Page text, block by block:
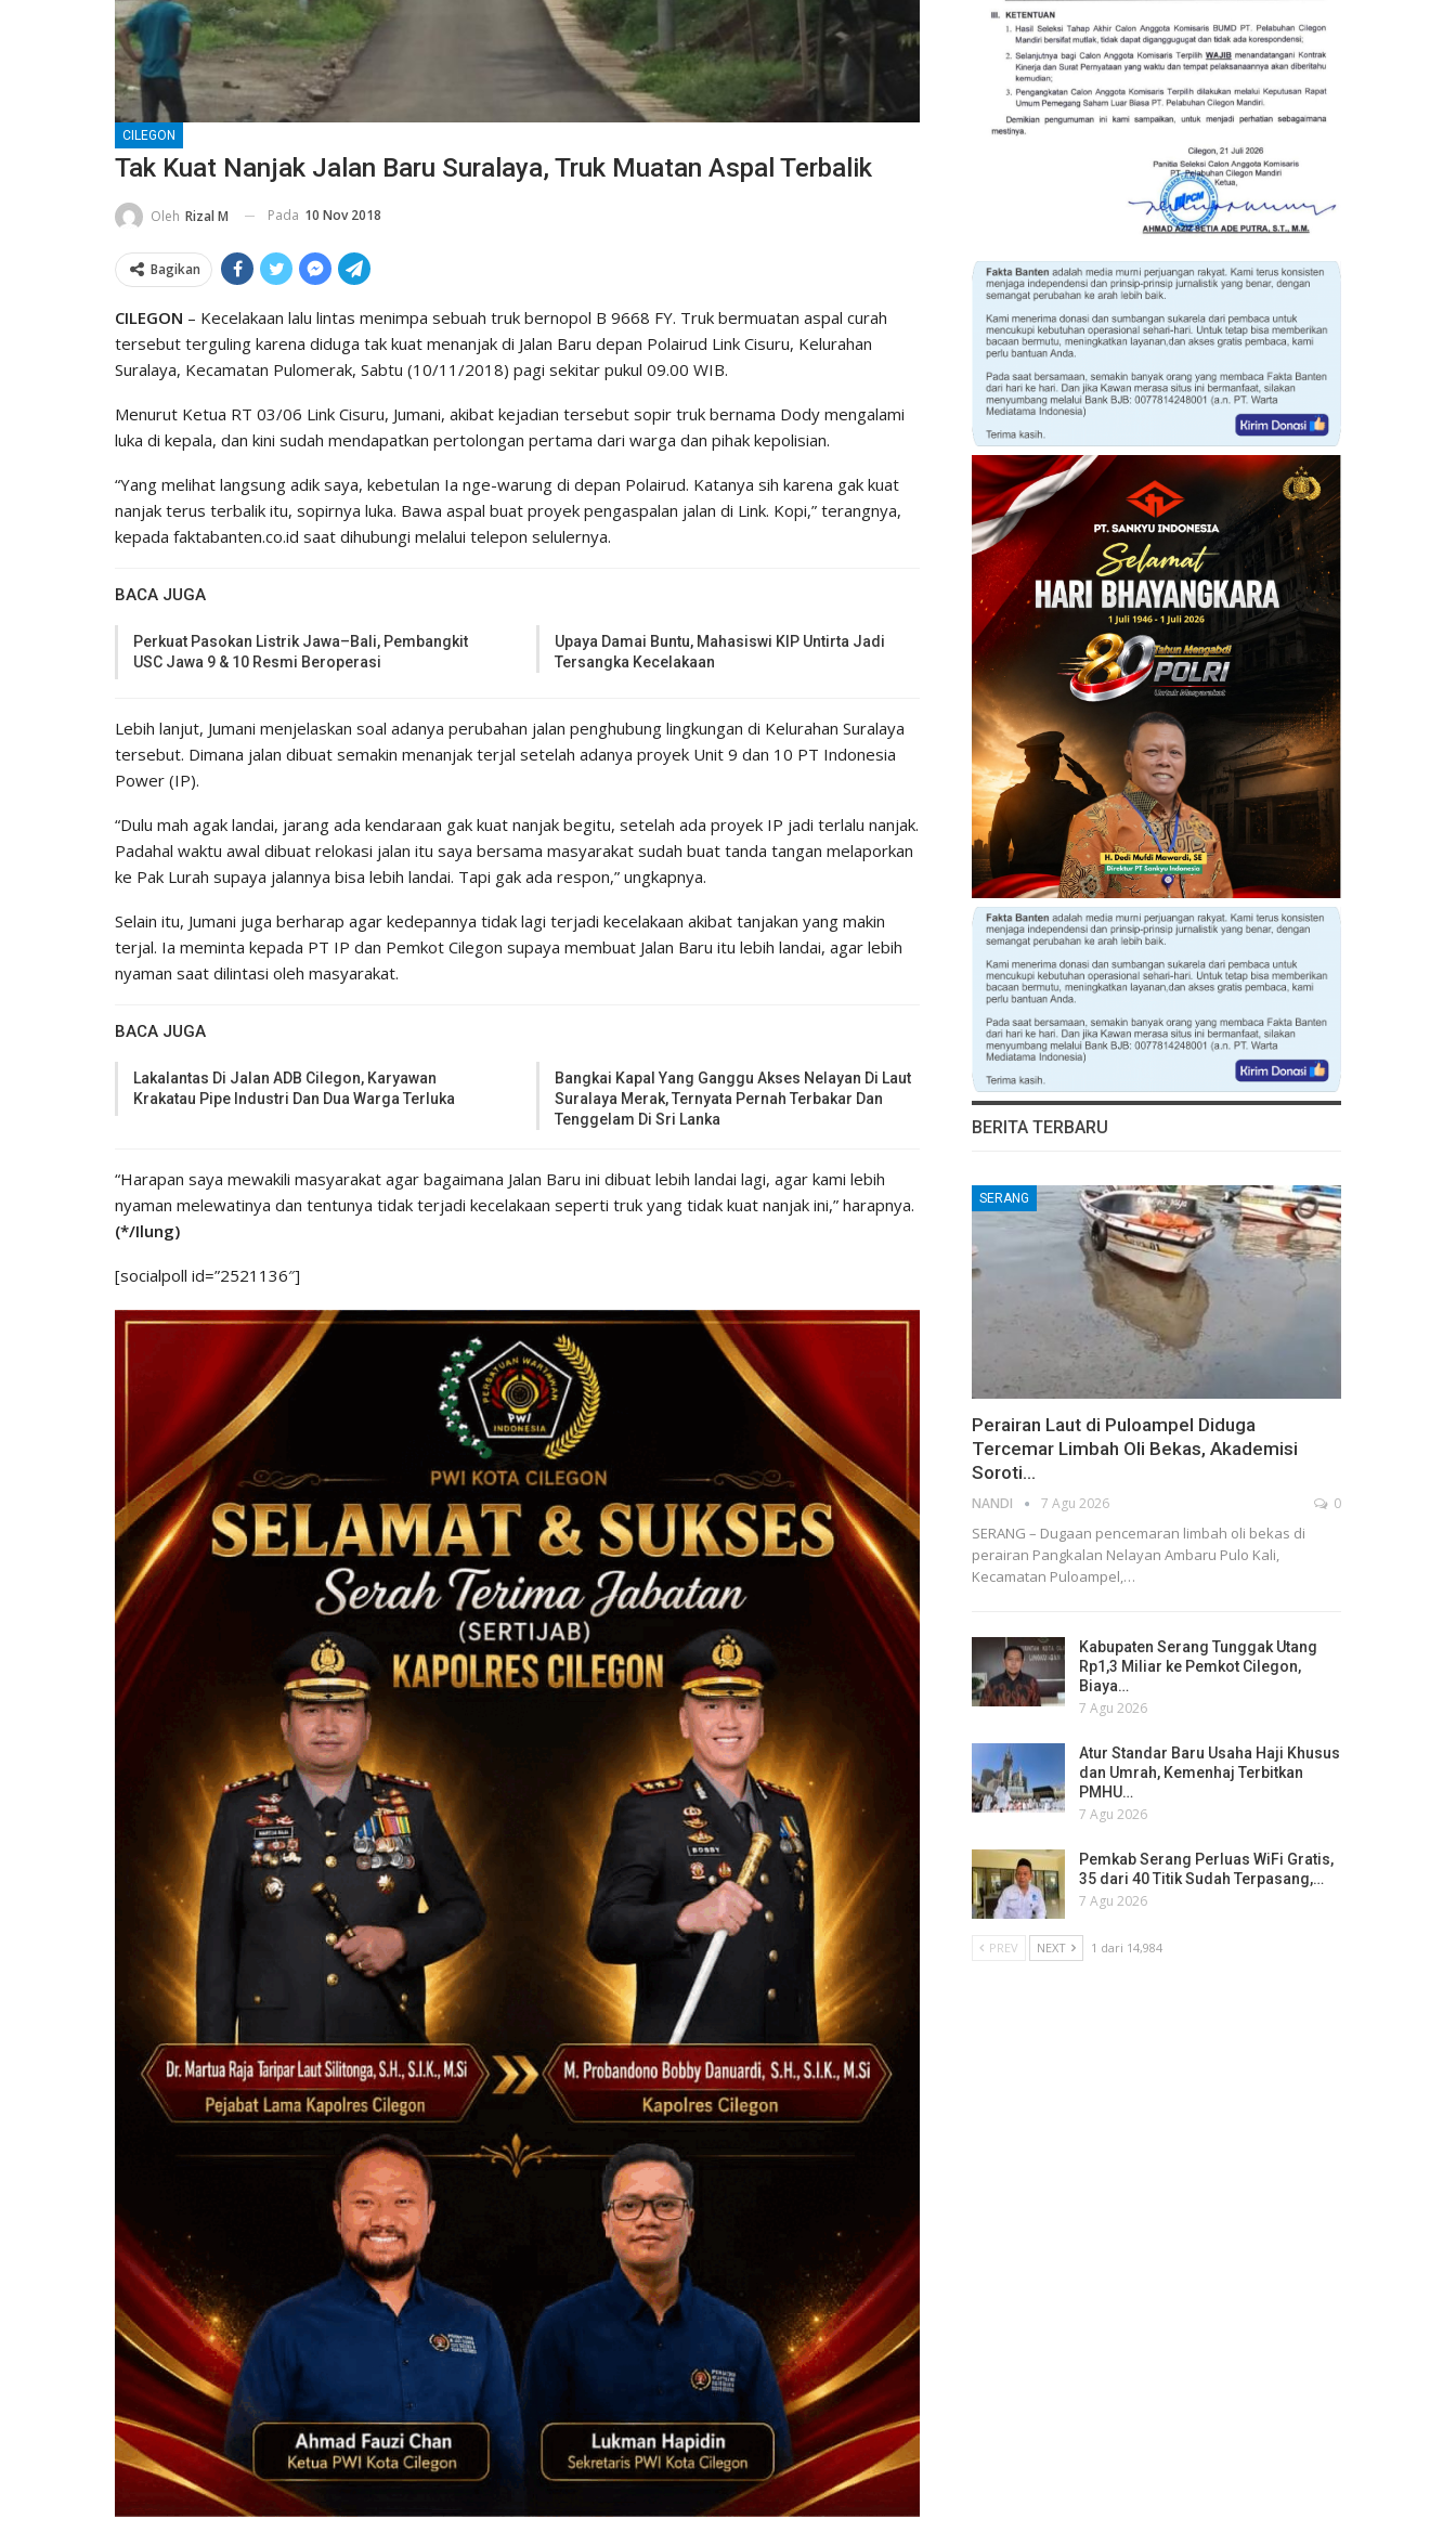
CILEGON
Tak Kuat Nanjak Jalan Baru Suralaya, Truk Muatan Aspal Terbalik
Oleh Rizal M Pada 10 Nov 2018
Bagikan
CILEGON – Kecelakaan lalu lintas menimpa sebuah truk bernopol B 9668 FY. Truk bermuatan aspal curah
tersebut terguling karena diduga tak kuat menanjak di Jalan Baru depan Polairud Link Cisuru, Kelurahan
Suralaya, Kecamatan Pulomerak, Sabtu (10/11/2018) pagi sekitar pukul 09.00 WIB.
Menurut Ketua RT 03/06 Link Cisuru, Jumani, akibat kejadian tersebut sopir truk bernama Dody mengalami
luka di kepala, dan kini sudah mendapatkan pertolongan pertama dari warga dan pihak kepolisian.
“Yang melihat langsung adik saya, kebetulan Ia nge-warung di depan Polairud. Katanya sih karena gak kuat
nanjak terus terbalik itu, sopirnya luka. Bawa aspal buat proyek pengaspalan jalan di Link. Kopi,” terangnya,
kepada faktabanten.co.id saat dihubungi melalui telepon selulernya.
BACA JUGA
Perkuat Pasokan Listrik Jawa–Bali, Pembangkit
USC Jawa 9 & 10 Resmi Beroperasi
Upaya Damai Buntu, Mahasiswi KIP Untirta Jadi
Tersangka Kecelakaan
Lebih lanjut, Jumani menjelaskan soal adanya perubahan jalan penghubung lingkungan di Kelurahan Suralaya
tersebut. Dimana jalan dibuat semakin menanjak terjal setelah adanya proyek Unit 9 dan 10 PT Indonesia
Power (IP).
“Dulu mah agak landai, jarang ada kendaraan gak kuat nanjak begitu, setelah ada proyek IP jadi terlalu nanjak.
Padahal waktu awal dibuat relokasi jalan itu saya bersama masyarakat sudah buat tanda tangan melaporkan
ke Pak Lurah supaya jalannya bisa lebih landai. Tapi gak ada respon,” ungkapnya.
Selain itu, Jumani juga berharap agar kedepannya tidak lagi terjadi kecelakaan akibat tanjakan yang makin
terjal. Ia meminta kepada PT IP dan Pemkot Cilegon supaya membuat Jalan Baru itu lebih landai, agar lebih
nyaman saat dilintasi oleh masyarakat.
BACA JUGA
Lakalantas Di Jalan ADB Cilegon, Karyawan
Krakatau Pipe Industri Dan Dua Warga Terluka
Bangkai Kapal Yang Ganggu Akses Nelayan Di Laut
Suralaya Merak, Ternyata Pernah Terbakar Dan
Tenggelam Di Sri Lanka
“Harapan saya mewakili masyarakat agar bagaimana Jalan Baru ini dibuat lebih landai lagi, agar kami lebih
nyaman melewatinya dan tentunya tidak terjadi kecelakaan seperti truk yang tidak kuat nanjak ini,” harapnya.
(*/Ilung)
[socialpoll id=”2521136″]
BERITA TERBARU
SERANG
Perairan Laut di Puloampel Diduga
Tercemar Limbah Oli Bekas, Akademisi
Soroti…
NANDI 7 Agu 2026 0
SERANG – Dugaan pencemaran limbah oli bekas di
perairan Pangkalan Nelayan Ambaru Pulo Kali,
Kecamatan Puloampel,…
Kabupaten Serang Tunggak Utang
Rp1,3 Miliar ke Pemkot Cilegon,
Biaya…
7 Agu 2026
Atur Standar Baru Usaha Haji Khusus
dan Umrah, Kemenhaj Terbitkan
PMHU…
7 Agu 2026
Pemkab Serang Perluas WiFi Gratis,
35 dari 40 Titik Sudah Terpasang,…
7 Agu 2026
PREV NEXT 1 dari 14,984